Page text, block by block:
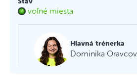
voľné miesta
Hlavná trénerka
Dominika